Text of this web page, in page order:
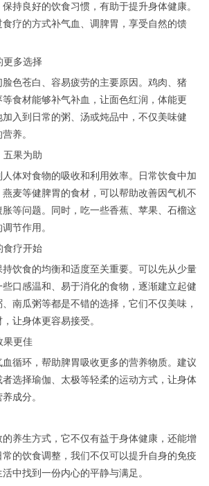
持良好的饮食习惯，有助于提升身体健康。
疗的方式补气血、调脾胃，享受自然的馈
更多选择
色苍白、容易疲劳的主要原因。鸡肉、猪
食材能够补气补血，让面色红润，体能更
入到日常的粥、汤或炖品中，不仅美味健
养。
五果为助
体对食物的吸收和利用效率。日常饮食中加
燕麦等健脾胃的食材，可以帮助改善因气机不
等问题。同时，吃一些香蕉、苹果、石榴这
节作用。
食疗开始
饮食的均衡和适度至关重要。可以先从少量
口感温和、易于消化的食物，逐渐建立起健
南瓜粥等都是不错的选择，它们不仅美味，
让身体更容易接受。
果更佳
循环，帮助脾胃吸收更多的营养物质。建议
选择瑜伽、太极等轻柔的运动方式，让身体
成分。
养生方式，它不仅有益于身体健康，还能增
的饮食调整，我们不仅可以提升自身的免疫
中找到一份内心的平静与满足。